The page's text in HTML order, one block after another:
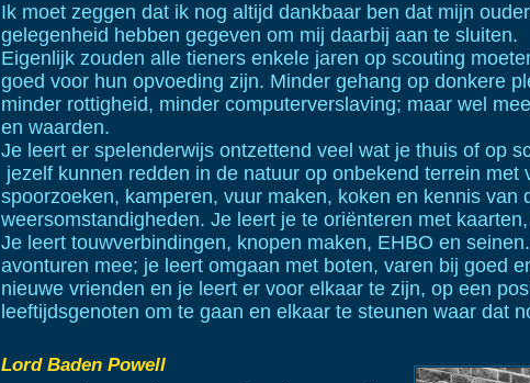
Ik moet zeggen dat ik nog altijd dankbaar ben dat mijn
gelegenheid hebben gegeven om mij daarbij aan te sluiten.
Eigenlijk zouden alle tieners enkele jaren op scouting
goed voor hun opvoeding zijn. Minder gehang op donkere
minder rottigheid, minder computerverslaving; maar wel
en waarden.
Je leert er spelenderwijs ontzettend veel wat je thuis of op
jezelf kunnen redden in de natuur op onbekend terrein met
spoorzoeken, kamperen, vuur maken, koken en kennis van
weersomstandigheden. Je leert je te oriënteren met
Je leert touwverbindingen, knopen maken, EHBO en
avonturen mee; je leert omgaan met boten, varen bij goed
nieuwe vrienden en je leert er voor elkaar te zijn, op een
leeftijdsgenoten om te gaan en elkaar te steunen waar dat
Lord Baden Powell